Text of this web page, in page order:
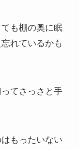
も棚の奥に眠
れているかも
てさっさと手
もったいない